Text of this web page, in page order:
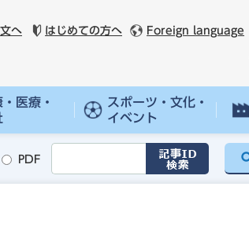
へ はじめての方へ Foreign language
医療・
スポーツ・文化・
イベント
PDF